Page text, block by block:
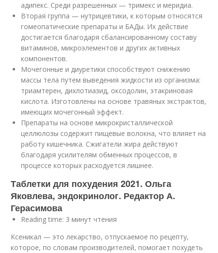
адипекс. Среди разрешенных — тримекс и меридиа.
Вторая группа — нутрицевтики, к которым относятся
гомеопатические препараты и БАДы. Их действие
достигается благодаря сбалансированному составу
витаминов, микроэлементов и других активных
компонентов.
Мочегонные и диуретики способствуют снижению
массы тела путем выведения жидкости из организма:
триамтерен, дихлотиазид, оксодолин, этакриновая
кислота. Изготовлены на основе травяных экстрактов,
имеющих мочегонный эффект.
Препараты на основе микрокристаллической
целлюлозы содержит пищевые волокна, что влияет на
работу кишечника. Сжигатели жира действуют
благодаря усилителям обменных процессов, в
процессе которых расходуется лишнее.
Таблетки для похудения 2021. Ольга
Яковлева, эндокринолог. Редактор А.
Герасимова
Reading time: 3 минут чтения
Ксеникал — это лекарство, отпускаемое по рецепту,
которое, по словам производителей, помогает похудеть